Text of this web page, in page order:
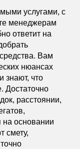
услугами, с
менеджерам
ответит на
Вам
нюансах
знают, что
Достаточно
расстоянии,
на основании
смету,